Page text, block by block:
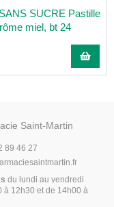
SUCRE Pastille
miel, bt 24
Saint-Martin
89 46 27
du lundi au vendredi
à 12h30 et de 14h00 à